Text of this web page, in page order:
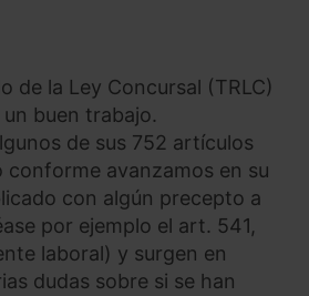
de la Ley Concursal (TRLC)
buen trabajo.
de sus 752 artículos
conforme avanzamos en su
con algún precepto a
por ejemplo el art. 541,
laboral) y surgen en
dudas sobre si se han